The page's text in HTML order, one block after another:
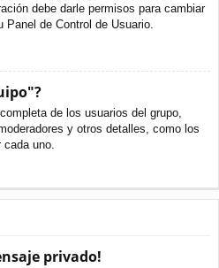
debe darle permisos para cambiar
de Control de Usuario.
de los usuarios del grupo,
y otros detalles, como los
cada uno.
privado!